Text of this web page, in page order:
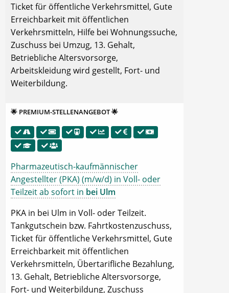
Ticket für öffentliche Verkehrsmittel, Gute
Erreichbarkeit mit öffentlichen
Verkehrsmitteln, Hilfe bei Wohnungssuche,
Zuschuss bei Umzug, 13. Gehalt,
Betriebliche Altersvorsorge,
Arbeitskleidung wird gestellt, Fort- und
Weiterbildung.
🌟 PREMIUM-STELLENANGEBOT 🌟
Pharmazeutisch-kaufmännischer
Angestellter (PKA) (m/w/d) in Voll- oder
Teilzeit ab sofort in bei Ulm
PKA in bei Ulm in Voll- oder Teilzeit.
Tankgutschein bzw. Fahrtkostenzuschuss,
Ticket für öffentliche Verkehrsmittel, Gute
Erreichbarkeit mit öffentlichen
Verkehrsmitteln, Übertarifliche Bezahlung,
13. Gehalt, Betriebliche Altersvorsorge,
Fort- und Weiterbildung, Zuschuss